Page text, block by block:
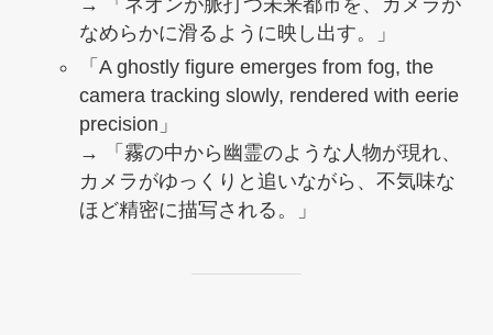
→ 「ネオンが脈打つ未来都市を、カメラが
なめらかに滑るように映し出す。」
「A ghostly figure emerges from fog, the
camera tracking slowly, rendered with eerie
precision」
→ 「霧の中から幽霊のような人物が現れ、
カメラがゆっくりと追いながら、不気味な
ほど精密に描写される。」